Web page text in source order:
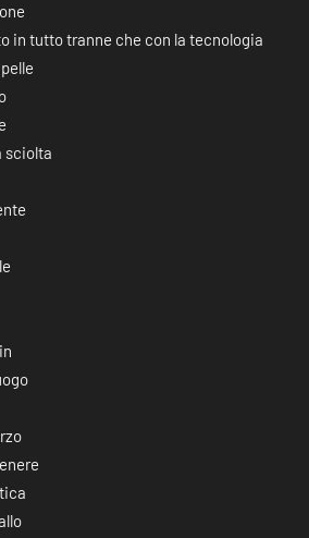
in tutto tranne che con la tecnologia
sciolta